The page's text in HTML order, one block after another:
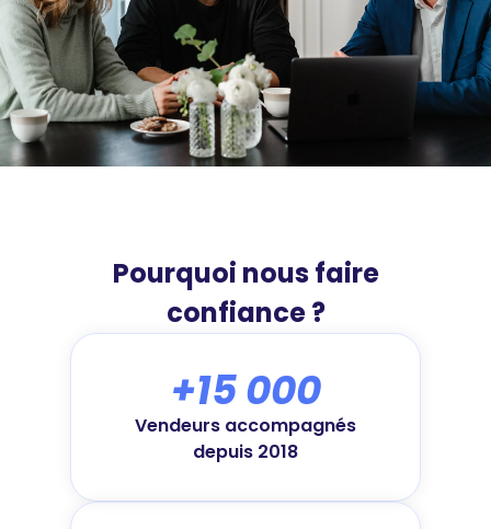
Pourquoi nous faire
confiance ?
+15 000
Vendeurs accompagnés
depuis 2018